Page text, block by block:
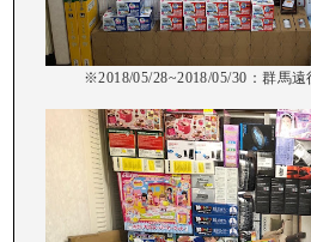
※2018/05/28~2018/05/30：群馬